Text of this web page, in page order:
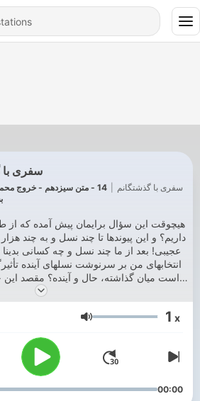
سفری با
سفری با گذشتگانم
14 - متن سیزدهم - خروج
هیچوقت این سؤال برایمان پیش آمده که از
داریم؟ و این پیوندها تا چند نسل و به چند
عجیبی! بعد از ما چند نسل و چه کسانی
انتخابهای من بر سرنوشت نسلهای آینده
است میان گذاشته،
پیودندهای ماست که همیشه دست ما را در
Volume 1 x
00:00